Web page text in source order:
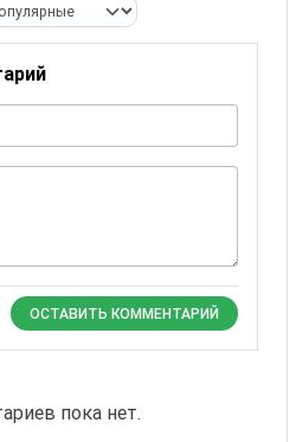
ОСТАВИТЬ КОММЕНТАРИЙ
пока нет.